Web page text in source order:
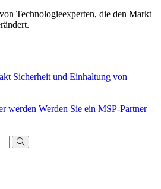
Technologieexperten, die den Markt
Sicherheit und Einhaltung von
werden Werden Sie ein MSP-Partner